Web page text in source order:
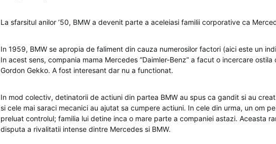
La sfarsitul anilor ’50, BMW a devenit parte a aceleiasi familii corporative ca
In 1959, BMW se apropia de faliment din cauza numerosilor factori (aici este un
In acest sens, compania mama Mercedes “Daimler-Benz” a facut o incercare ostila
Gordon Gekko. A fost interesant dar nu a functionat.
In mod colectiv, detinatorii de actiuni din partea BMW au spus ca gandit si au
si cele mai saraci mecanici au ajutat sa cumpere actiuni. In cele din urma, un om
preluat controlul; familia lui detine inca o mare parte a companiei astazi. Aceasta
disputa a rivalitatii intense dintre Mercedes si BMW.